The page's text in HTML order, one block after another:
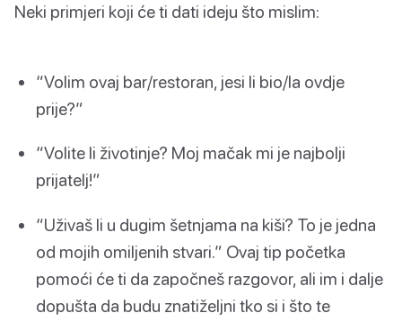
Neki primjeri koji će ti dati ideju što mislim:
“Volim ovaj bar/restoran, jesi li bio/la ovdje
prije?”
“Volite li životinje? Moj mačak mi je najbolji
prijatelj!”
“Uživaš li u dugim šetnjama na kiši? To je jedna
od mojih omiljenih stvari.” Ovaj tip početka
pomoći će ti da započneš razgovor, ali im i dalje
dopušta da budu znatiželjni tko si i što te